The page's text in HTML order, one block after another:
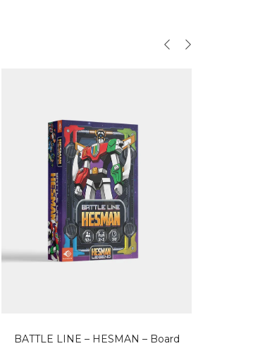
BATTLE LINE – HESMAN – Board